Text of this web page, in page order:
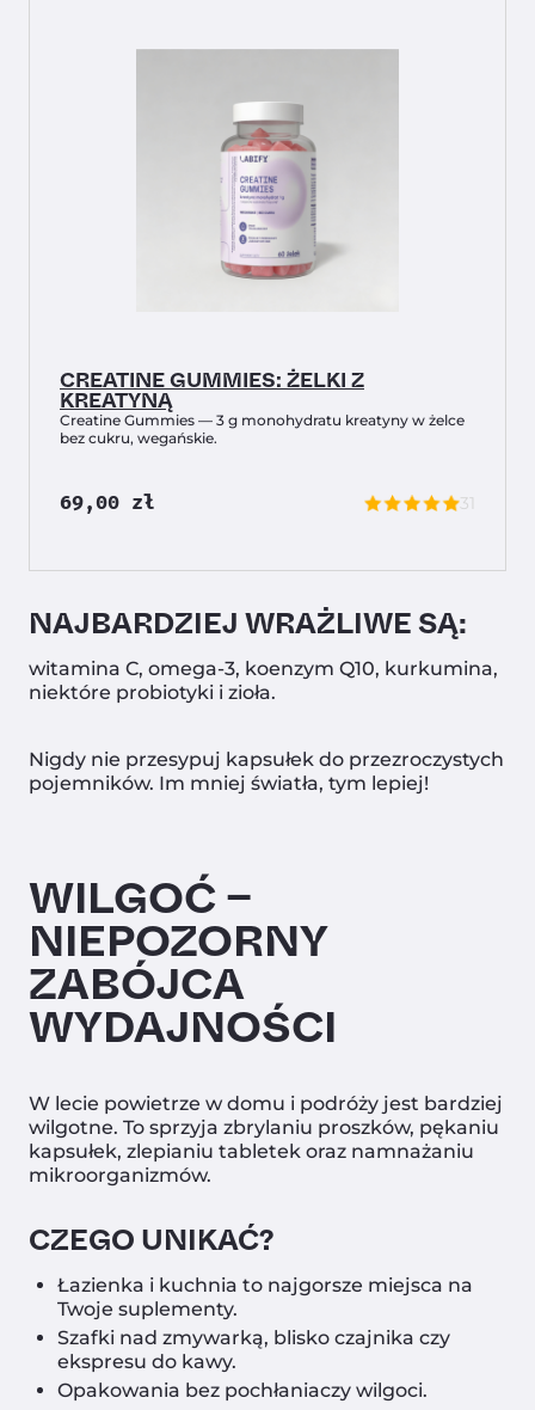
CREATINE GUMMIES: ŻELKI Z
KREATYNĄ
Creatine Gummies — 3 g monohydratu kreatyny w żelce
bez cukru, wegańskie.
69,00 zł 31
NAJBARDZIEJ WRAŻLIWE SĄ:
witamina C, omega-3, koenzym Q10, kurkumina,
niektóre probiotyki i zioła.
Nigdy nie przesypuj kapsułek do przezroczystych
pojemników. Im mniej światła, tym lepiej!
WILGOĆ –
NIEPOZORNY
ZABÓJCA
WYDAJNOŚCI
W lecie powietrze w domu i podróży jest bardziej
wilgotne. To sprzyja zbrylaniu proszków, pękaniu
kapsułek, zlepianiu tabletek oraz namnażaniu
mikroorganizmów.
CZEGO UNIKAĆ?
Łazienka i kuchnia to najgorsze miejsca na
Twoje suplementy.
Szafki nad zmywarką, blisko czajnika czy
ekspresu do kawy.
Opakowania bez pochłaniaczy wilgoci.